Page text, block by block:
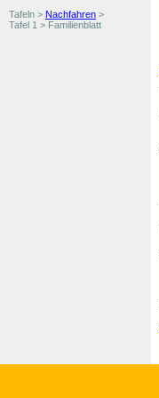
Tafeln > Nachfahren >
Tafel 1 > Familienblatt